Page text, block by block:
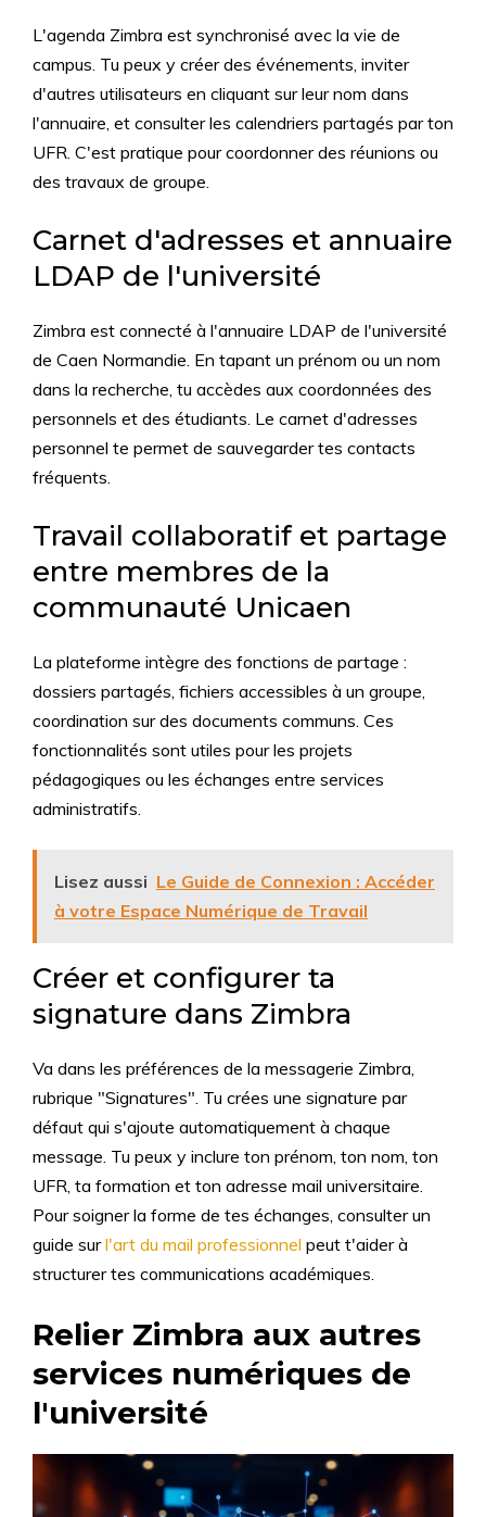
L'agenda Zimbra est synchronisé avec la vie de
campus. Tu peux y créer des événements, inviter
d'autres utilisateurs en cliquant sur leur nom dans
l'annuaire, et consulter les calendriers partagés par ton
UFR. C'est pratique pour coordonner des réunions ou
des travaux de groupe.
Carnet d'adresses et annuaire
LDAP de l'université
Zimbra est connecté à l'annuaire LDAP de l'université
de Caen Normandie. En tapant un prénom ou un nom
dans la recherche, tu accèdes aux coordonnées des
personnels et des étudiants. Le carnet d'adresses
personnel te permet de sauvegarder tes contacts
fréquents.
Travail collaboratif et partage
entre membres de la
communauté Unicaen
La plateforme intègre des fonctions de partage :
dossiers partagés, fichiers accessibles à un groupe,
coordination sur des documents communs. Ces
fonctionnalités sont utiles pour les projets
pédagogiques ou les échanges entre services
administratifs.
Lisez aussi Le Guide de Connexion : Accéder
à votre Espace Numérique de Travail
Créer et configurer ta
signature dans Zimbra
Va dans les préférences de la messagerie Zimbra,
rubrique "Signatures". Tu crées une signature par
défaut qui s'ajoute automatiquement à chaque
message. Tu peux y inclure ton prénom, ton nom, ton
UFR, ta formation et ton adresse mail universitaire.
Pour soigner la forme de tes échanges, consulter un
guide surl'art du mail professionnel peut t'aider à
structurer tes communications académiques.
Relier Zimbra aux autres
services numériques de
l'université